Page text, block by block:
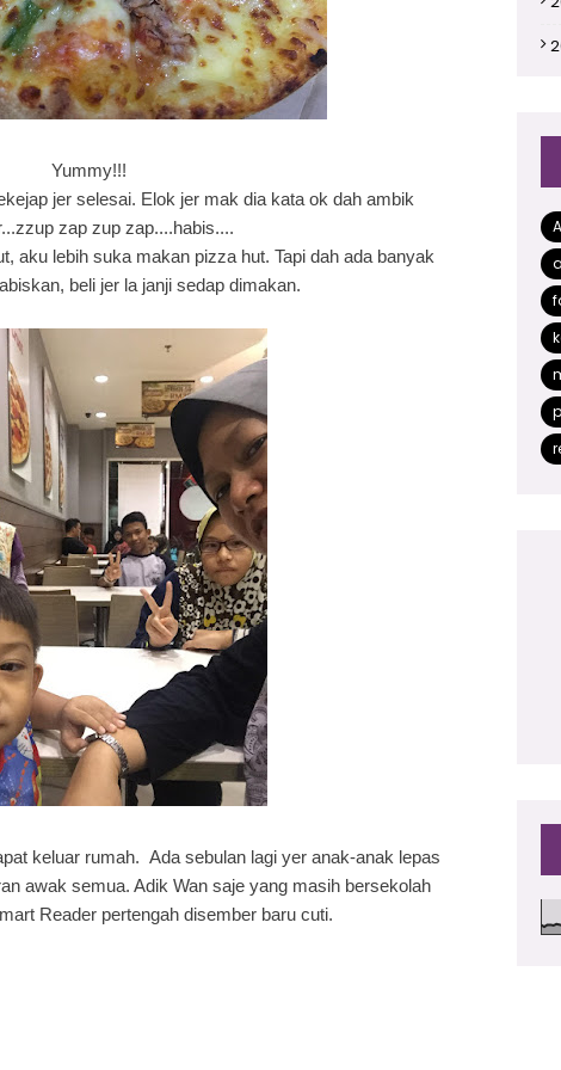
Yummy!!!
jer selesai. Elok jer mak dia kata ok dah ambik
zap zup zap....habis....
aku lebih suka makan pizza hut. Tapi dah ada banyak
beli jer la janji sedap dimakan.
keluar rumah. Ada sebulan lagi yer anak-anak lepas
awak semua. Adik Wan saje yang masih bersekolah
Reader pertengah disember baru cuti.